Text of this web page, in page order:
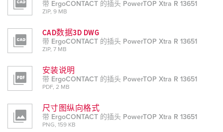
带 ErgoCONTACT 的插头 PowerTOP Xtra R 13651
ZIP, 9 MB
CAD数据3D DWG
带 ErgoCONTACT 的插头 PowerTOP Xtra R 13651
ZIP, 7 MB
安装说明
带 ErgoCONTACT 的插头 PowerTOP Xtra R 13651
PDF, 2 MB
尺寸图纵向格式
带 ErgoCONTACT 的插头 PowerTOP Xtra R 13651
PNG, 159 KB